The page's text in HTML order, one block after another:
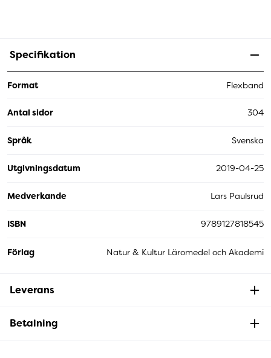
Specifikation
Format Flexband
Antal sidor 304
Språk Svenska
Utgivningsdatum 2019-04-25
Medverkande Lars Paulsrud
ISBN 9789127818545
Förlag Natur & Kultur Läromedel och Akademi
Leverans
Betalning